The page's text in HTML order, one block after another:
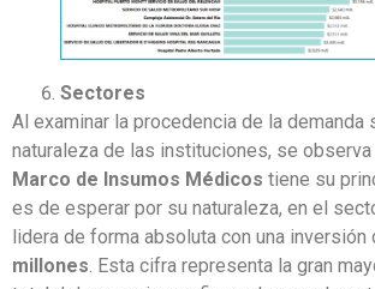
Sectores
Al examinar la procedencia de la demanda
naturaleza de las instituciones, se observa
Marco de Insumos Médicos tiene su
es de esperar por su naturaleza, en el
lidera de forma absoluta con una inversión
millones. Esta cifra representa la gran